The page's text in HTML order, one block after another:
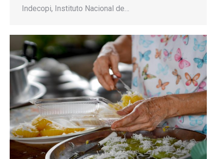
Indecopi, Instituto Nacional de…